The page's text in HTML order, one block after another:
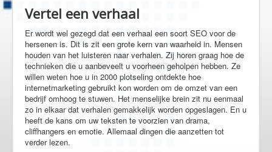
Vertel een verhaal
Er wordt wel gezegd dat een verhaal een soort SEO voor de
hersenen is. Dit is zit een grote kern van waarheid in. Mensen
houden van het luisteren naar verhalen. Zij horen graag hoe de
technieken die u aanbeveelt u voorheen geholpen hebben. Ze
willen weten hoe u in 2000 plotseling ontdekte hoe
internetmarketing gebruikt kon worden om de omzet van een
bedrijf omhoog te stuwen. Het menselijke brein zit nu eenmaal
zo in elkaar dat verhalen gemakkelijk worden opgeslagen. En u
heeft de kans om uw teksten te voorzien van drama,
cliffhangers en emotie. Allemaal dingen die aanzetten tot
verder lezen.